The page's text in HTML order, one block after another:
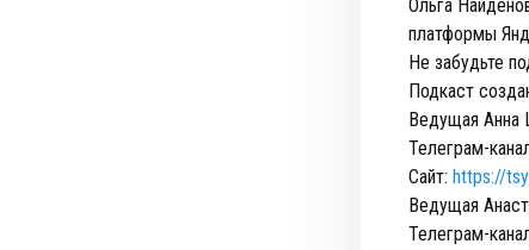
Ольга
платформы
Не забудьте
Подкаст
Ведущая Анна
Телеграм-
Сайт: https://
Ведущая
Телеграм-